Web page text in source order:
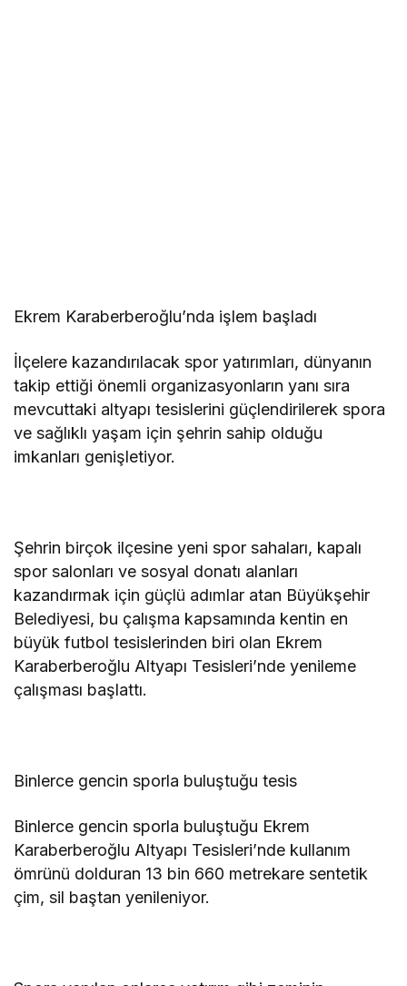
Ekrem Karaberberoğlu’nda işlem başladı
İlçelere kazandırılacak spor yatırımları, dünyanın
takip ettiği önemli organizasyonların yanı sıra
mevcuttaki altyapı tesislerini güçlendirilerek spora
ve sağlıklı yaşam için şehrin sahip olduğu
imkanları genişletiyor.
Şehrin birçok ilçesine yeni spor sahaları, kapalı
spor salonları ve sosyal donatı alanları
kazandırmak için güçlü adımlar atan Büyükşehir
Belediyesi, bu çalışma kapsamında kentin en
büyük futbol tesislerinden biri olan Ekrem
Karaberberoğlu Altyapı Tesisleri’nde yenileme
çalışması başlattı.
Binlerce gencin sporla buluştuğu tesis
Binlerce gencin sporla buluştuğu Ekrem
Karaberberoğlu Altyapı Tesisleri’nde kullanım
ömrünü dolduran 13 bin 660 metrekare sentetik
çim, sil baştan yenileniyor.